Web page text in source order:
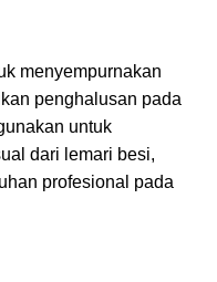
menyempurnakan
penghalusan pada
untuk
dari lemari besi,
profesional pada